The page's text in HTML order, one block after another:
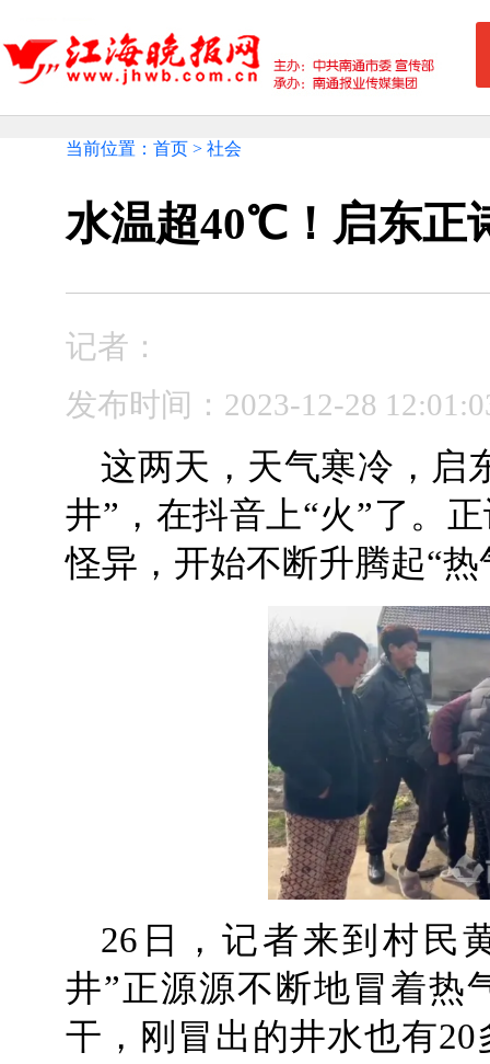
当前位置：首页 > 社会
水温超40℃！启东正
记者：
发布时间：2023-12-28
这两天，天气寒冷，启
井”，在抖音上“火”了。
怪异，开始不断升腾起“
26日，记者来到村民
井”正源源不断地冒着热
干，刚冒出的井水也有